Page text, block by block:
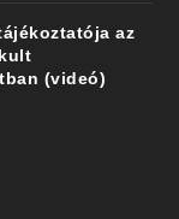
az
(videó)